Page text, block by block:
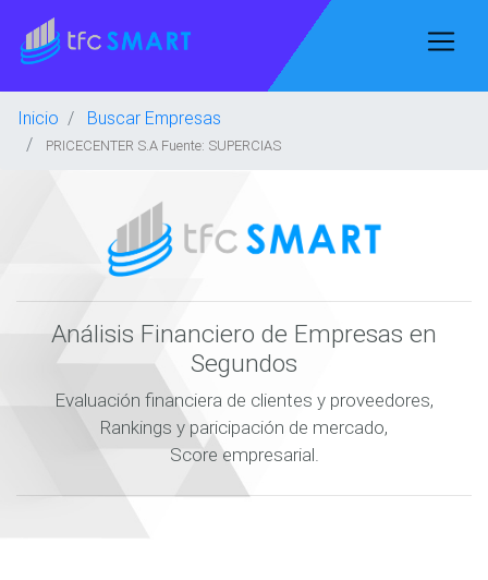
Inicio Buscar Empresas
PRICECENTER S.A Fuente: SUPERCIAS
Análisis Financiero de Empresas en
Segundos
Evaluación financiera de clientes y proveedores,
Rankings y paricipación de mercado,
Score empresarial.